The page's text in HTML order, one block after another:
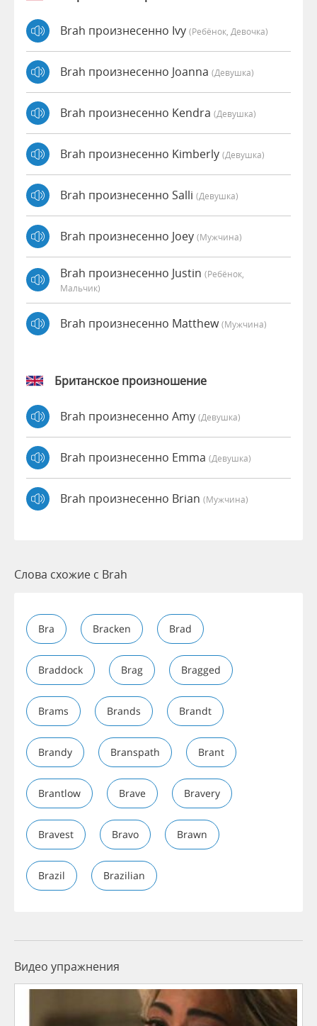
Brah произнесенно Ivy (Ребёнок, Девочка)
Brah произнесенно Joanna (девушка)
Brah произнесенно Kendra (девушка)
Brah произнесенно Kimberly (девушка)
Brah произнесенно Salli (девушка)
Brah произнесенно Joey (мужчина)
Brah произнесенно Justin (Ребёнок,
Мальчик)
Brah произнесенно Matthew(мужчина)
Британское произношение
Brah произнесенно Amy (девушка)
Brah произнесенно Emma (девушка)
Brah произнесенно Brian (мужчина)
Слова схожие с Brah
Bra Bracken Brad
Braddock Brag Bragged
Brams Brands Brandt
Brandy Branspath Brant
Brantlow Brave Bravery
Bravest Bravo Brawn
Brazil Brazilian
Видео упражнения